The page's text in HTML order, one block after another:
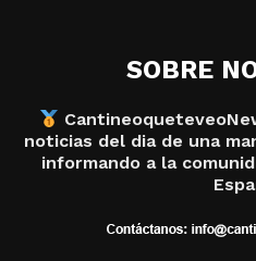
SOBRE
noticias del dia de una
informando a la